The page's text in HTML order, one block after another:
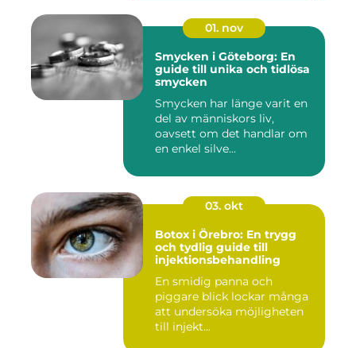
01. nov
Smycken i Göteborg: En
guide till unika och tidlösa
smycken
Smycken har länge varit en
del av människors liv,
oavsett om det handlar om
en enkel silve...
03. okt
Botox i Örebro: En trygg
och tydlig guide till
injektionsbehandling
En smidig panna och
piggare blick lockar många
att undersöka möjligheten
till injekt...